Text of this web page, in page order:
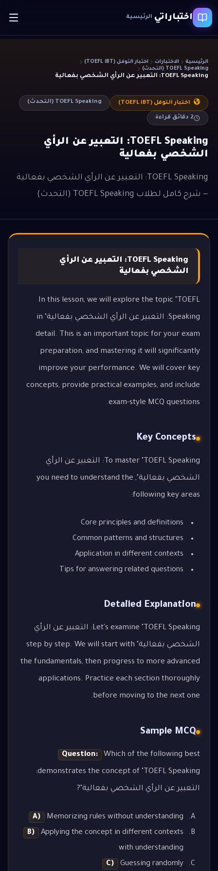
اختباراتي الرئيسية
الرئيسية الاختبارات
اختبار التوفل (TOEFL iBT)
TOEFL Speaking (التحدث)
TOEFL Speaking: التعبير عن الرأي الشخصي بفعالية
اختبار التوفل (TOEFL iBT) TOEFL Speaking (التحدث)
2 دقائق قراءة
TOEFL Speaking: التعبير عن الرأي
الشخصي بفعالية
TOEFL Speaking: التعبير عن الرأي الشخصي بفعالية
— شرح كامل لطلاب TOEFL Speaking (التحدث)
TOEFL Speaking: التعبير عن الرأي
الشخصي بفعالية
In this lesson, we will explore the topic "TOEFL
Speaking: التعبير عن الرأي الشخصي بفعالية" in
detail. This is an important topic for your exam
preparation, and mastering it will significantly
improve your performance. We will cover key
concepts, provide practical examples, and include
exam-style MCQ questions.
Key Concepts
To master "TOEFL Speaking: التعبير عن الرأي
الشخصي بفعالية", you need to understand the
following key areas:
Core principles and definitions
Common patterns and structures
Application in different contexts
Tips for answering related questions
Detailed Explanation
Let's examine "TOEFL Speaking: التعبير عن الرأي
الشخصي بفعالية" step by step. We will start with
the fundamentals, then progress to more advanced
applications. Practice each section thoroughly
before moving to the next one.
Sample MCQ
Question: Which of the following best
demonstrates the concept of "TOEFL Speaking:
التعبير عن الرأي الشخصي بفعالية"?
A)
Memorizing rules without understanding
B)
Applying the concept in different contexts
with understanding
C)
Guessing randomly